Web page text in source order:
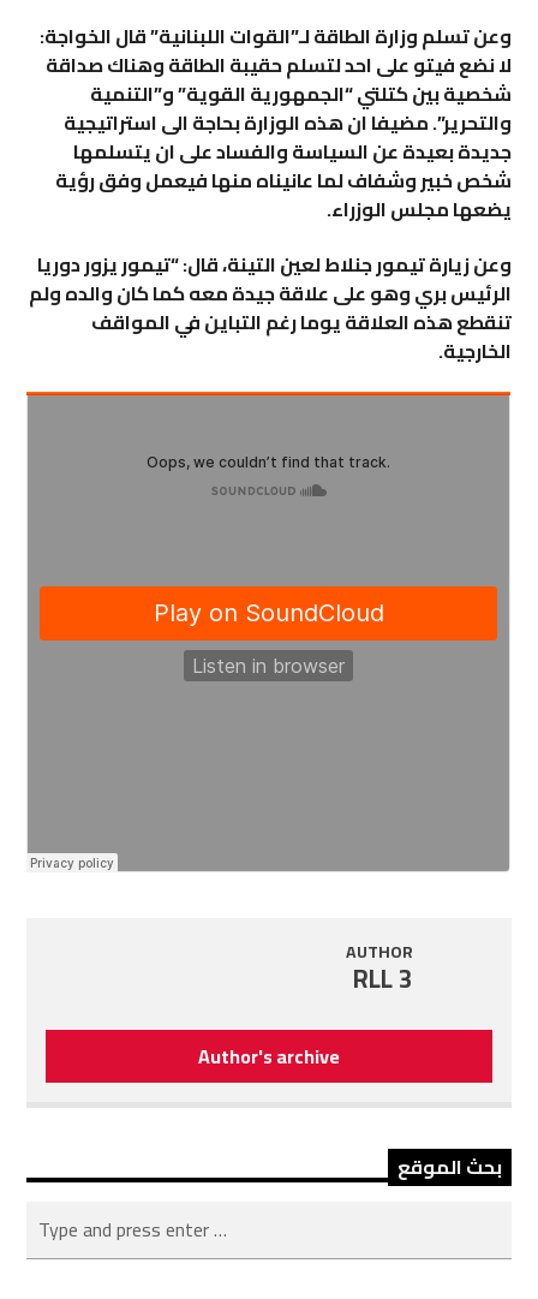
وعن تسلم وزارة الطاقة لـ”القوات اللبنانية” قال الخواجة:
لا نضع فيتو على احد لتسلم حقيبة الطاقة وهناك صداقة
شخصية بين كتلتي “الجمهورية القوية” و”التنمية
والتحرير”. مضيفا ان هذه الوزارة بحاجة الى استراتيجية
جديدة بعيدة عن السياسة والفساد على ان يتسلمها
شخص خبير وشفاف لما عانيناه منها فيعمل وفق رؤية
يضعها مجلس الوزراء.
وعن زيارة تيمور جنلاط لعين التينة، قال: “تيمور يزور دوريا
الرئيس بري وهو على علاقة جيدة معه كما كان والده ولم
تنقطع هذه العلاقة يوما رغم التباين في المواقف
الخارجية.
AUTHOR
RLL 3
Author's archive
بحث الموقع